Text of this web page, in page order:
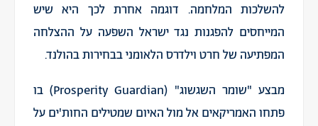
להשלכות המלחמה. דוגמה אחרת לכך היא שיש
המייחסים להפגנות נגד ישראל השפעה על ההצלחה
המפתיעה של חרט וילדרס הלאומני בבחירות בהולנד.
מבצע "שומר השגשוג" (Prosperity Guardian) בו
פתחו האמריקאים אל מול האיום שמטילים החות'ים על